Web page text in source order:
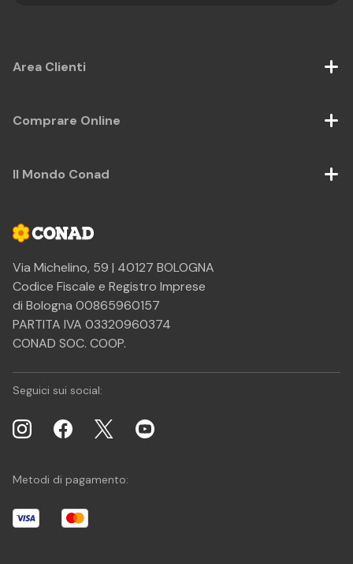
Via Michelino, 59 | 40127 BOLOGNA
Codice Fiscale e Registro Imprese
di Bologna 00865960157
PARTITA IVA 03320960374
CONAD SOC. COOP.
Area Clienti
Comprare Online
Il Mondo Conad
Seguici sui social:
Metodi di pagamento: